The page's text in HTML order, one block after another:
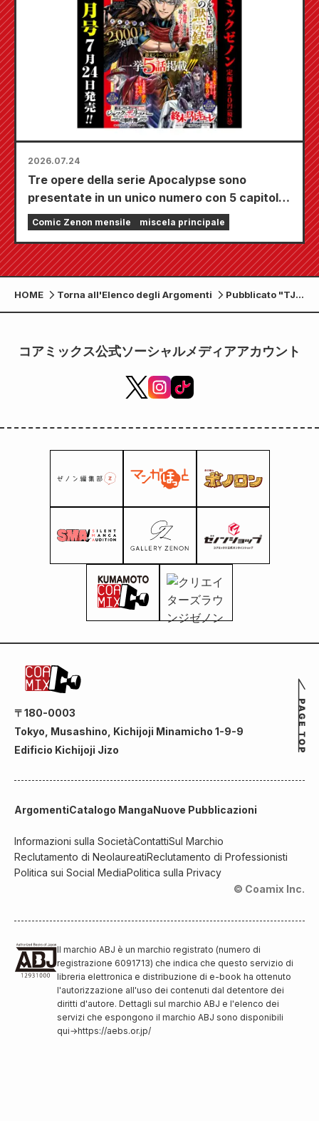
2026.07.24
Tre opere della serie Apocalypse sono
presentate in un unico numero con 5 capitoli!!
Il numero di settembre 2026 di "Monthly
Comic Zenon" sarà in vendita dal 24 luglio!!
Comic Zenon mensile miscela principale
HOME Torna all'Elenco degli Argomenti
Pubblicato "TJ
MOOK Cat's Eye
コアミックス公式ソーシャルメディアアカウント
〒180-0003
Tokyo, Musashino, Kichijoji Minamicho 1-9-9
Edificio Kichijoji Jizo
ArgomentiCatalogo MangaNuove Pubblicazioni
Informazioni sulla SocietàContattiSul Marchio
Reclutamento di NeolaureatiReclutamento di Professionisti
Politica sui Social MediaPolitica sulla Privacy
© Coamix Inc.
Il marchio ABJ è un marchio registrato (numero di
registrazione 6091713) che indica che questo servizio di
libreria elettronica e distribuzione di e-book ha ottenuto
l'autorizzazione all'uso dei contenuti dal detentore dei
diritti d'autore. Dettagli sul marchio ABJ e l'elenco dei
servizi che espongono il marchio ABJ sono disponibili
qui→https://aebs.or.jp/